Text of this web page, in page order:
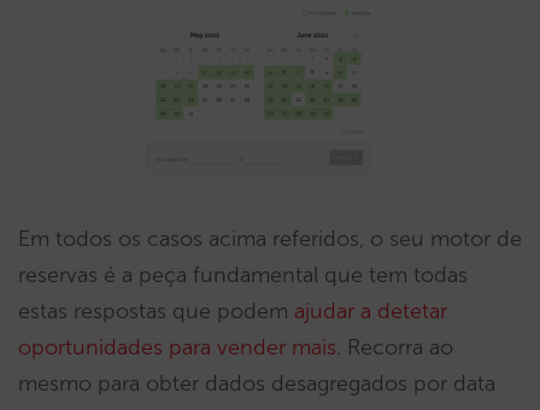
Em todos os casos acima referidos, o seu motor de
reservas é a peça fundamental que tem todas
estas respostas que podem ajudar a detetar
oportunidades para vender mais. Recorra ao
mesmo para obter dados desagregados por data